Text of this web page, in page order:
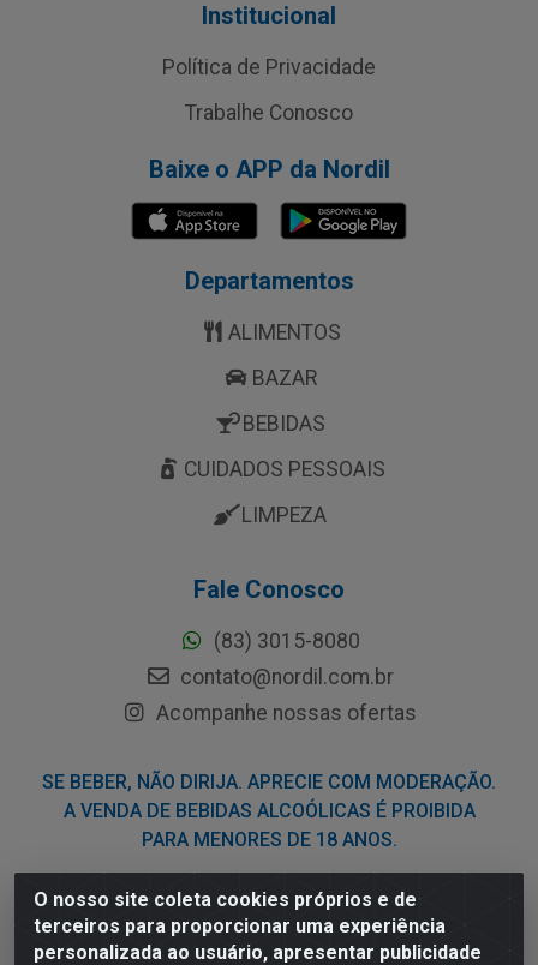
O nosso site coleta cookies próprios e de
terceiros para proporcionar uma experiência
personalizada ao usuário, apresentar publicidade
Institucional
Política de Privacidade
Trabalhe Conosco
Baixe o APP da Nordil
Departamentos
ALIMENTOS
BAZAR
BEBIDAS
CUIDADOS PESSOAIS
LIMPEZA
Fale Conosco
(83) 3015-8080
contato@nordil.com.br
Acompanhe nossas ofertas
SE BEBER, NÃO DIRIJA. APRECIE COM MODERAÇÃO.
A VENDA DE BEBIDAS ALCOÓLICAS É PROIBIDA
PARA MENORES DE 18 ANOS.
Nordil Distribuidora - Avenida Liberdade, 2738, Bloco F -
Sesi - Bayeux/PB - CEP 58.111-400 - CNPJ